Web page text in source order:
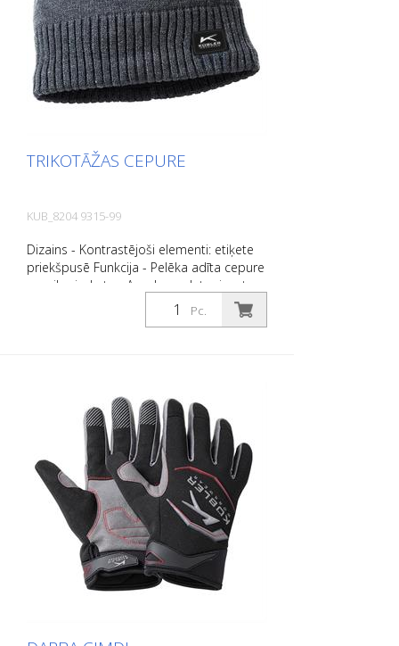
TRIKOTĀŽAS CEPURE
KUB_8204 9315-99
Dizains - Kontrastējoši elementi: etiķete
priekšpusē Funkcija - Pelēka adīta cepure
ar raibu izskatu - Apvals ar platu rievotu
aproci - Klasisks piegriezums - No
iekšpuses oderēta ar vilnas audumu -
Pc.